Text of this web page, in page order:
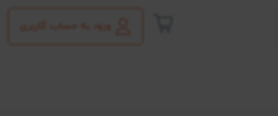
ورود به حساب کاربری